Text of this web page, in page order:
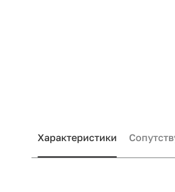
Характеристики